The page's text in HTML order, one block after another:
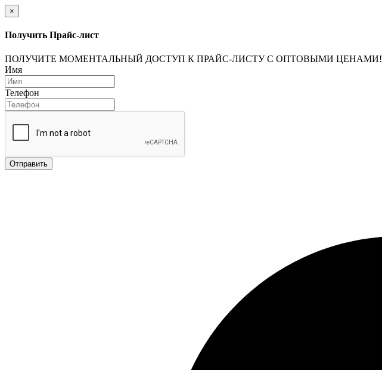
×
Получить Прайс-лист
ПОЛУЧИТЕ МОМЕНТАЛЬНЫЙ ДОСТУП К ПРАЙС-ЛИСТУ С ОПТОВЫМИ ЦЕНАМИ!
Имя
Телефон
Отправить